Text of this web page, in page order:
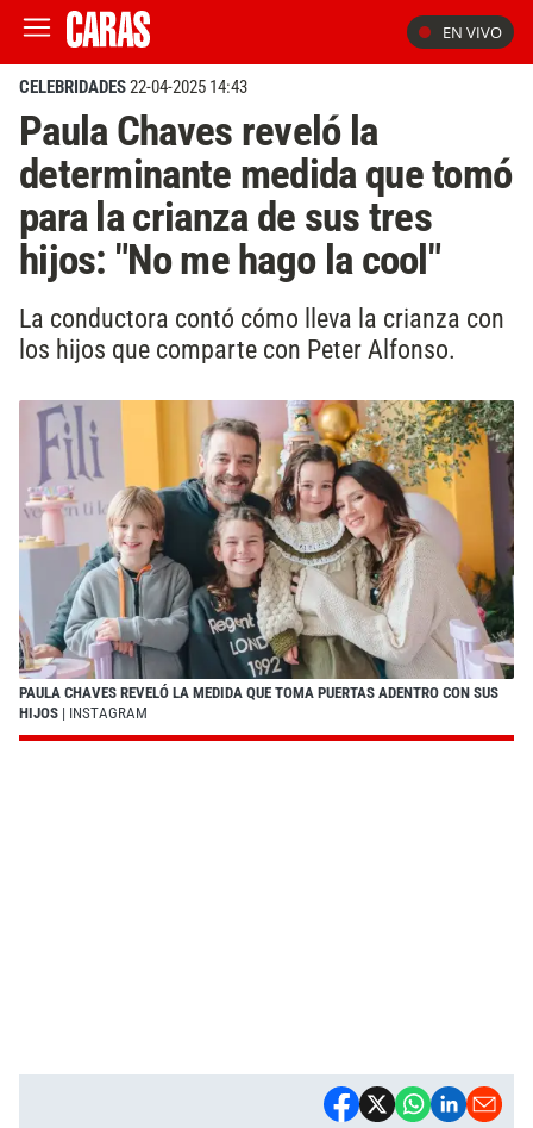
EN VIVO
CELEBRIDADES22-04-2025 14:43
Paula Chaves reveló la
determinante medida que tomó
para la crianza de sus tres
hijos: "No me hago la cool"
La conductora contó cómo lleva la crianza con
los hijos que comparte con Peter Alfonso.
PAULA CHAVES REVELÓ LA MEDIDA QUE TOMA PUERTAS ADENTRO CON SUS
HIJOS | INSTAGRAM